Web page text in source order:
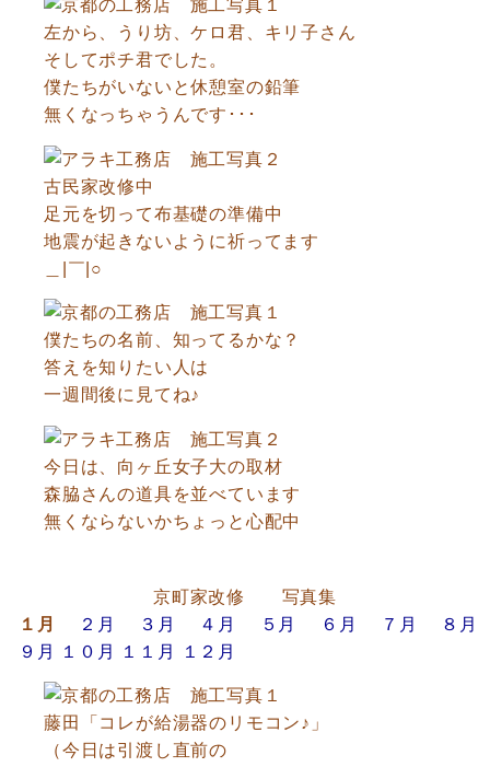
左から、うり坊、ケロ君、キリ子さん
そしてポチ君でした。
僕たちがいないと休憩室の鉛筆
無くなっちゃうんです･･･
古民家改修中
足元を切って布基礎の準備中
地震が起きないように祈ってます
＿|￣|○
僕たちの名前、知ってるかな？
答えを知りたい人は
一週間後に見てね♪
今日は、向ヶ丘女子大の取材
森脇さんの道具を並べています
無くならないかちょっと心配中
京町家改修 写真集
１月
２月 ３月 ４月 ５月 ６月 ７月
８月
９月
１０月 １１月 １２月
藤田「コレが給湯器のリモコン♪」
（今日は引渡し直前の